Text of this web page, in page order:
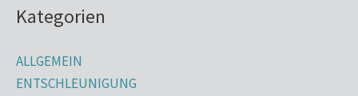
Kategorien
ALLGEMEIN
ENTSCHLEUNIGUNG